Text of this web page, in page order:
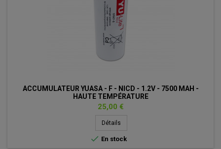
ACCUMULATEUR YUASA - F - NICD - 1.2V - 7500 MAH -
HAUTE TEMPÉRATURE
Prix
25,00 €
Détails
 En stock